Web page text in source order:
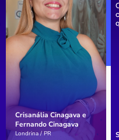
Crisanália Cinagava e
Fernando Cinagava
Londrina / PR